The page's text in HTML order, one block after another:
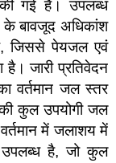
की गई है। उपलब्ध
के बावजूद अधिकांश
जिससे पेयजल एवं
है। जारी प्रतिवेदन
वर्तमान जल स्तर
कुल उपयोगी जल
में जलाशय में
उपलब्ध है, जो कुल